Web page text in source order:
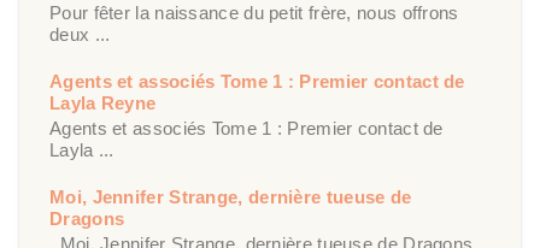
Pour fêter la naissance du petit frère, nous offrons
deux ...
Agents et associés Tome 1 : Premier contact de
Layla Reyne
Agents et associés Tome 1 : Premier contact de
Layla ...
Moi, Jennifer Strange, dernière tueuse de
Dragons
Moi, Jennifer Strange, dernière tueuse de Dragons